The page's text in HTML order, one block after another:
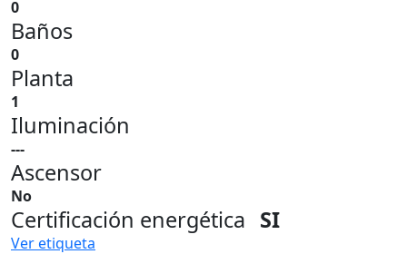
0
Baños
0
Planta
1
Iluminación
---
Ascensor
No
Certificación energética SI
Ver etiqueta